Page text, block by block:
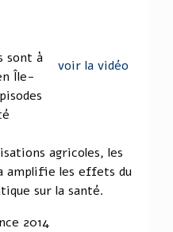
voir la vidéo
sont à
Île-
agricoles, les
amplifie les effets du
sur la santé.
2014